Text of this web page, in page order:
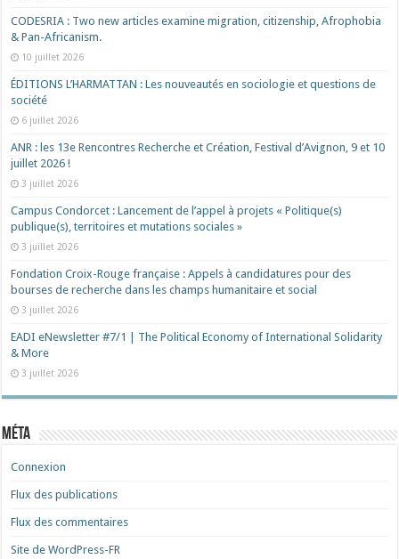
CODESRIA : Two new articles examine migration, citizenship, Afrophobia
& Pan-Africanism.
10 juillet 2026
ÉDITIONS L’HARMATTAN : Les nouveautés en sociologie et questions de
société
6 juillet 2026
ANR : les 13e Rencontres Recherche et Création, Festival d’Avignon, 9 et 10
juillet 2026 !
3 juillet 2026
Campus Condorcet : Lancement de l’appel à projets « Politique(s)
publique(s), territoires et mutations sociales »
3 juillet 2026
Fondation Croix-Rouge française : Appels à candidatures pour des
bourses de recherche dans les champs humanitaire et social
3 juillet 2026
EADI eNewsletter #7/1 | The Political Economy of International Solidarity
& More
3 juillet 2026
Méta
Connexion
Flux des publications
Flux des commentaires
Site de WordPress-FR